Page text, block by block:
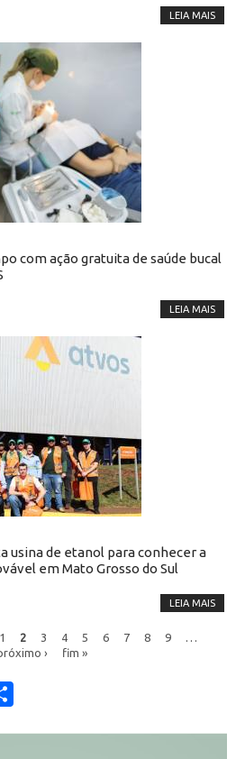
LEIA MAIS
com ação gratuita de saúde bucal
LEIA MAIS
usina de etanol para conhecer a
em Mato Grosso do Sul
LEIA MAIS
1 2 3 4 5 6 7 8 9
…
›
fim »